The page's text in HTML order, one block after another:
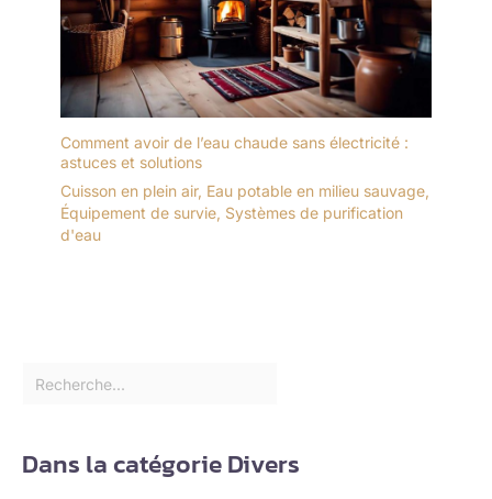
Comment avoir de l’eau chaude sans électricité :
astuces et solutions
Cuisson en plein air, Eau potable en milieu sauvage,
Équipement de survie, Systèmes de purification
d'eau
Dans la catégorie Divers